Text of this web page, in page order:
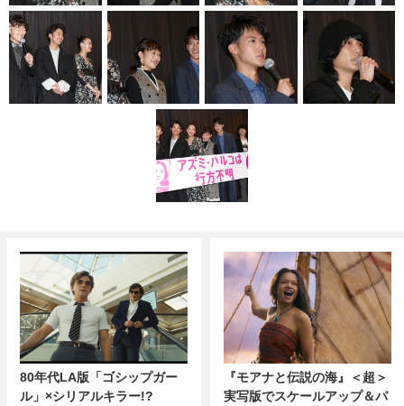
80年代LA版「ゴシップガー
ル」×シリアルキラー!?
『モアナと伝説の海』＜超＞
実写版でスケールアップ＆パ